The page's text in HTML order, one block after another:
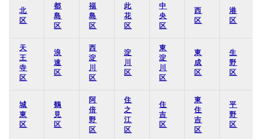
北
区
都
島
区
福
島
区
此
花
区
中
央
区
西
区
港
区
天
王
寺
区
浪
速
区
西
淀
川
区
淀
川
区
東
淀
川
区
東
成
区
生
野
区
城
東
区
鶴
見
区
阿
倍
野
区
住
之
江
区
住
吉
区
東
住
吉
区
平
野
区